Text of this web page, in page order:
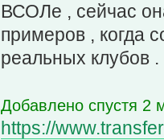
ВСОЛе , сейчас
примеров , когда
реальных клубов .
Добавлено спустя 2
https://